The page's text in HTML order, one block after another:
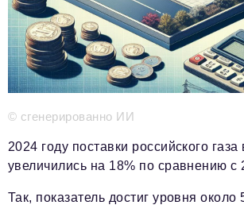
reklama@business-magazine.online
Отдел распространения/редакционная
podpiska@business-magazine.online
Отдел по работе с партнерами
partner@business-magazine.online
© сгенерированно ИИ
2024 году поставки российского
увеличились на 18% по сравнению с
Так, показатель достиг уровня